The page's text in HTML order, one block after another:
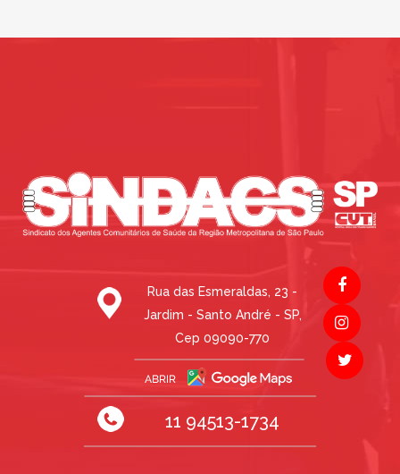
Rua das Esmeraldas, 23 -
Jardim - Santo André - SP,
Cep 09090-770
11 94513-1734